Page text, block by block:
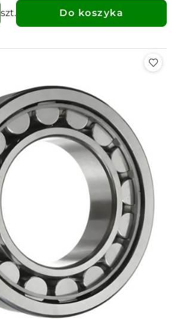
szt. Do koszyka